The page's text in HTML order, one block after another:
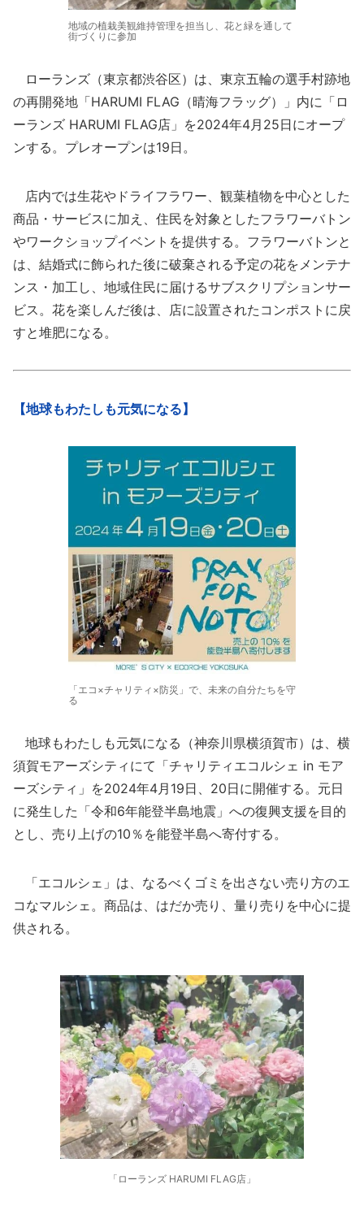
地域の植栽美観維持管理を担当し、花と緑を通して
街づくりに参加
ローランズ（東京都渋谷区）は、東京五輪の選手村跡地
の再開発地「HARUMI FLAG（晴海フラッグ）」内に「ロ
ーランズ HARUMI FLAG店」を2024年4月25日にオープ
ンする。プレオープンは19日。
店内では生花やドライフラワー、観葉植物を中心とした
商品・サービスに加え、住民を対象としたフラワーバトン
やワークショップイベントを提供する。フラワーバトンと
は、結婚式に飾られた後に破棄される予定の花をメンテナ
ンス・加工し、地域住民に届けるサブスクリプションサー
ビス。花を楽しんだ後は、店に設置されたコンポストに戻
すと堆肥になる。
【地球もわたしも元気になる】
「エコ×チャリティ×防災」で、未来の自分たちを守
る
地球もわたしも元気になる（神奈川県横須賀市）は、横
須賀モアーズシティにて「チャリティエコルシェ in モア
ーズシティ」を2024年4月19日、20日に開催する。元日
に発生した「令和6年能登半島地震」への復興支援を目的
とし、売り上げの10％を能登半島へ寄付する。
「エコルシェ」は、なるべくゴミを出さない売り方のエ
コなマルシェ。商品は、はだか売り、量り売りを中心に提
供される。
「ローランズ HARUMI FLAG店」